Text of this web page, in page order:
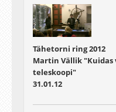
Tähetorni ring 2012
Martin Vällik "Kuidas
teleskoopi"
31.01.12